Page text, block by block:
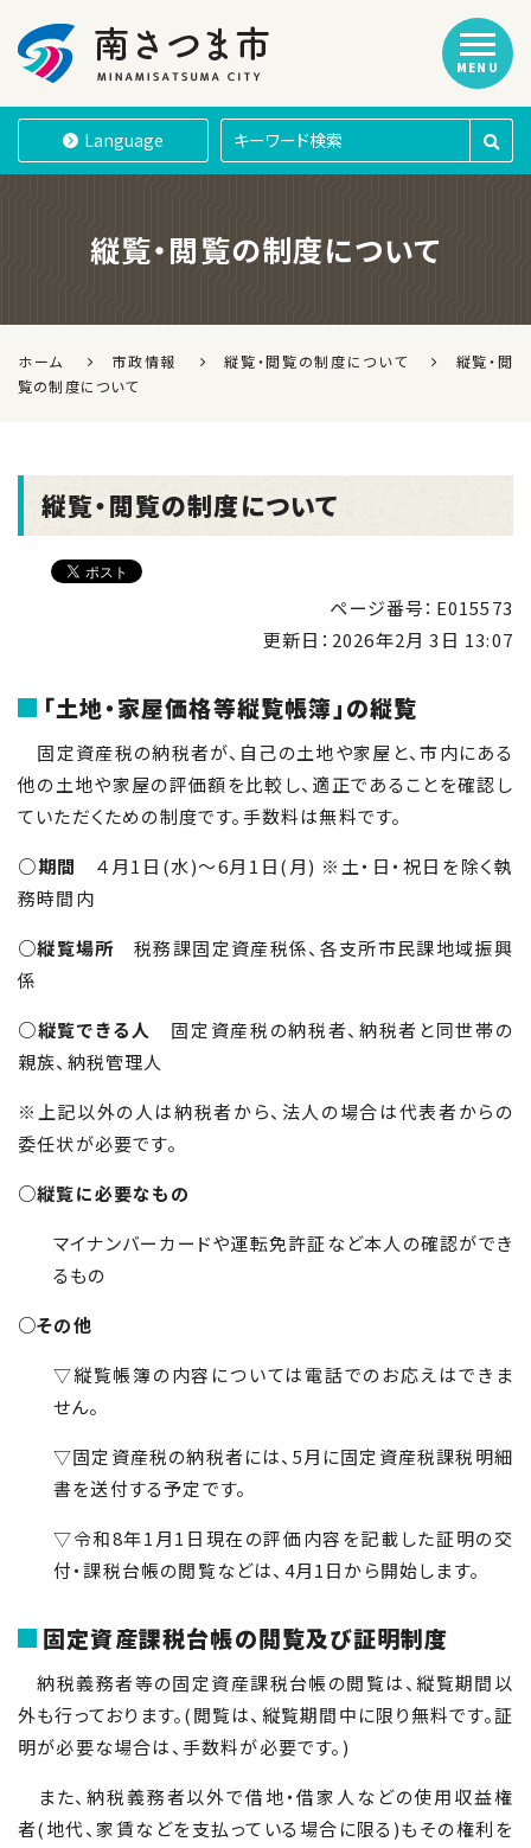
南さつま市
Language
MENU
縦覧・閲覧の制度について
ホーム 市政情報 縦覧・閲覧の制度について
縦覧・閲
覧の制度について
縦覧・閲覧の制度について
ページ番号：E015573
更新日： 2026年2月 3日 13:07
「土地・家屋価格等縦覧帳簿」の縦覧
固定資産税の納税者が、自己の土地や家屋と、市内にある
他の土地や家屋の評価額を比較し、適正であることを確認し
ていただくための制度です。手数料は無料です。
○期間
４月1日(水)～6月1日(月) ※土・日・祝日を除く執
務時間内
○縦覧場所 税務課固定資産税係、各支所市民課地域振興
係
○縦覧できる人
固定資産税の納税者、納税者と同世帯の
親族、納税管理人
※上記以外の人は納税者から、法人の場合は代表者からの
委任状が必要です。
○縦覧に必要なもの
マイナンバーカードや運転免許証など本人の確認ができ
るもの
○その他
▽縦覧帳簿の内容については電話でのお応えはできま
せん。
▽固定資産税の納税者には、5月に固定資産税課税明細
書を送付する予定です。
▽令和8年1月1日現在の評価内容を記載した証明の交
付・課税台帳の閲覧などは、4月1日から開始します。
固定資産課税台帳の閲覧及び証明制度
納税義務者等の固定資産課税台帳の閲覧は、縦覧期間以
外も行っております。(閲覧は、縦覧期間中に限り無料です。証
明が必要な場合は、手数料が必要です。)
また、納税義務者以外で借地・借家人などの使用収益権
者(地代、家賃などを支払っている場合に限る)もその権利を